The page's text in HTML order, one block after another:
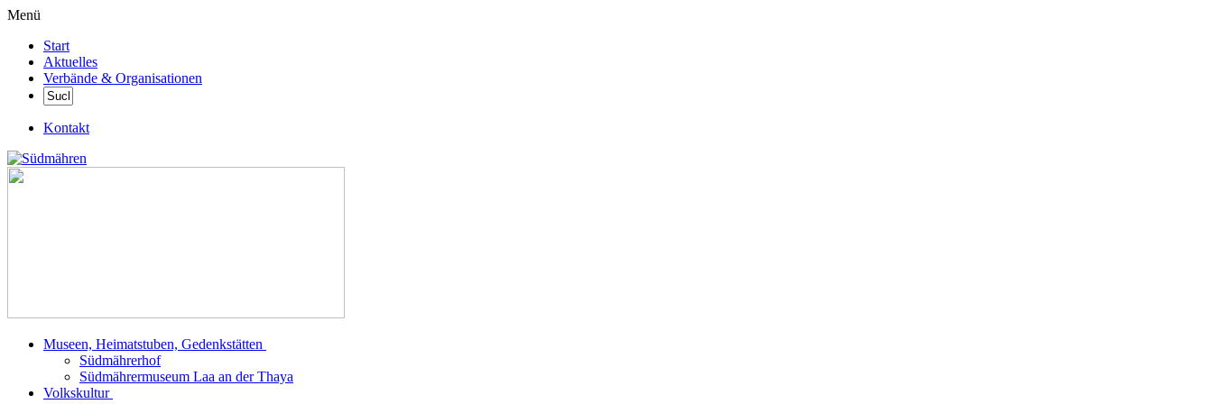
Menü
Start
Aktuelles
Verbände & Organisationen
Kontakt
Museen, Heimatstuben, Gedenkstätten
Südmährerhof
Südmährermuseum Laa an der Thaya
Volkskultur